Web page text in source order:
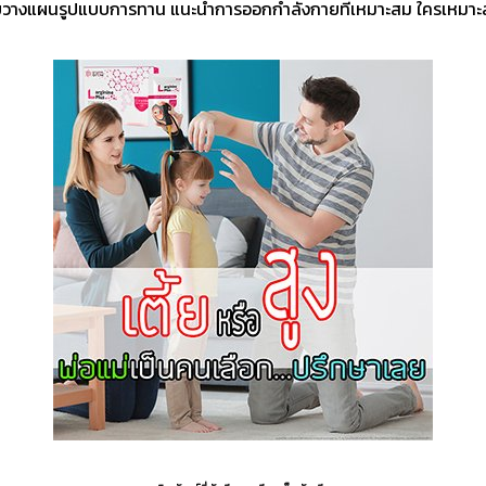
งแผนรูปแบบการทาน แนะนำการออกกำลังกายที่เหมาะสม ใครเหม